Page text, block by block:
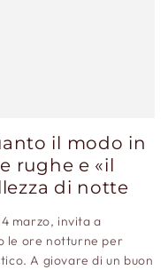
il modo in
rughe e «il
di notte
marzo, invita a
le ore notturne per
A giovare di un buon